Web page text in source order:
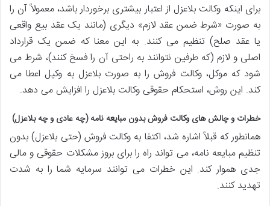
برای اینکه وکالت بلاعزل از اعتبار بیشتری برخوردار باشد، معمولاً آن را
به صورت «شرط ضمن عقد لازم» دیگری (مانند یک عقد بیع واقعی
یا عقد صلح) تنظیم می کنند. به این معنا که ضمن یک قرارداد
اصلی و لازم (که طرفین نتوانند به راحتی آن را فسخ کنند)، شرط می
شود که موکل، وکالت فروش را به صورت بلاعزل به وکیل اعطا می
کند. این روش، استحکام حقوقی وکالت بلاعزل را افزایش می دهد.
خطرات و چالش های وکالت فروش بدون مبایعه نامه (چه عادی و چه بلاعزل)
همانطور که قبلاً اشاره شد، اکتفا به وکالت فروش (حتی بلاعزل) بدون
تنظیم مبایعه نامه، می تواند راه را برای بروز مشکلات حقوقی و مالی
جدی هموار کند. این خطرات می توانند سرمایه شما را به شدت
تهدید کنند.